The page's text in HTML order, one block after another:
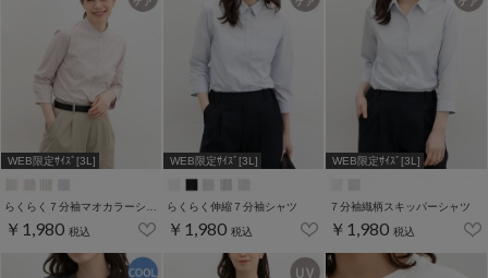
WEB限定ｻｲｽﾞ[3L]
￥1,980 税込
WEB限定ｻｲｽﾞ[3L]
らくらく伸縮７分袖シャツ
￥1,980 税込
WEB限定ｻｲｽﾞ[3L]
７分袖織柄スキッパーシャツ
￥1,980 税込